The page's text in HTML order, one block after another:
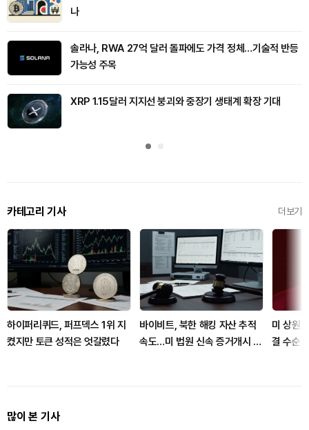
나
솔라나, RWA 27억 달러 돌파에도 가격 정체…기술적 반등
가능성 주목
XRP 1.15달러 지지선 붕괴와 중장기 생태계 확장 기대
카테고리 기사 더보기
하이퍼리퀴드, 퍼프덱스 1위 지
켰지만 토큰 성적은 엇갈렸다
바이비트, 북한 해킹 자산 추적
속도…미 법원 신속 증거개시 허
미 상원
결 수순…
많이 본 기사